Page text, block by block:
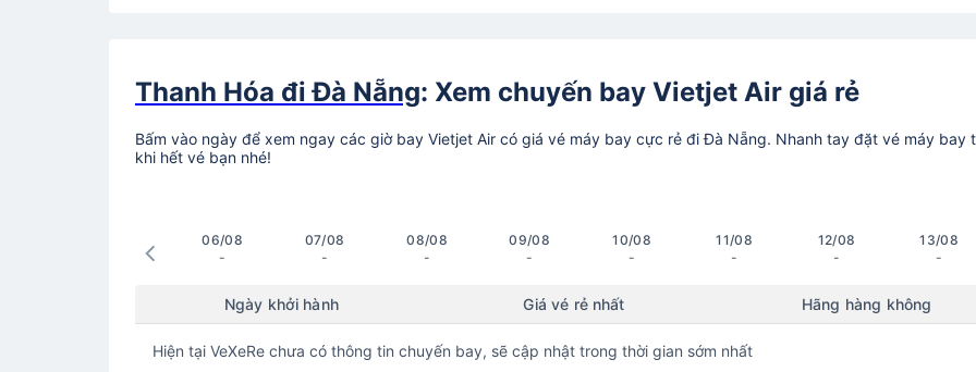
Thanh Hóa đi Đà Nẵng: Xem chuyến bay Vietjet Air giá rẻ
Bấm vào ngày để xem ngay các giờ bay Vietjet Air có giá vé máy bay cực rẻ đi Đà Nẵng. Nhanh tay đặt vé máy bay
khi hết vé bạn nhé!
06/08
-
07/08
-
08/08
-
09/08
-
10/08
-
11/08
-
12/08
-
13/08
-
Ngày khởi hành Giá vé rẻ nhất Hãng hàng không
Hiện tại VeXeRe chưa có thông tin chuyến bay, sẽ cập nhật trong thời gian sớm nhất